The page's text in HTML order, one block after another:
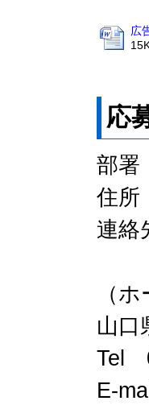
広
応
部
住
連
（
山口
Tel
E-